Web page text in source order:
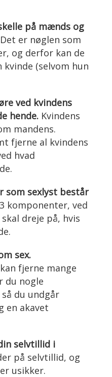
på mænds og
Det er nøglen som
og derfor kan de
(selvom hun
ved kvindens
hende. Kvindens
mandens.
fjerne al kvindens
hvad
som sexlyst består
komponenter, ved
dreje på, hvis
sex.
fjerne mange
du nogle
du undgår
en akavet
selvtillid i
på selvtillid, og
usikker.